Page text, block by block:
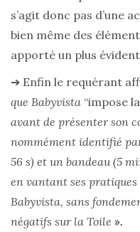
s’agit donc pas d’une
bien même des
apporté un plus
➔ Enfin le requérant
que Babyvista “impose
avant de présenter son
nommément identifié
56 s) et un bandeau (5
en vantant ses pratiques
Babyvista, sans
négatifs sur la Toile ».